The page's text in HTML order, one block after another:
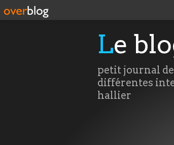
Le
petit journal
différentes
hallier